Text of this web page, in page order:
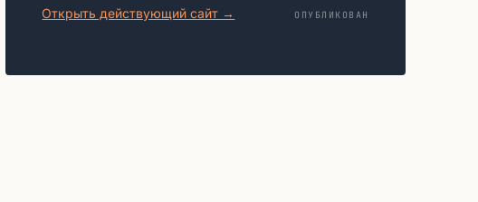
Открыть действующий сайт → ОПУБЛИКОВАН